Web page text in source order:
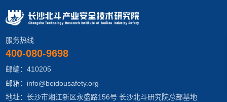
服务热线
400-080-9698
邮编：410205
邮箱：info@beidousafety.org
地址：长沙市湘江新区永盛路156号 长沙北斗研究院总部基地